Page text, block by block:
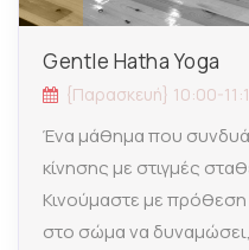
Gentle Hatha Yoga
{Παρασκευή} 10:00-
Ένα μάθημα που
κίνησης με στιγμές
Κινούμαστε με πρόθεση
στο σώμα να